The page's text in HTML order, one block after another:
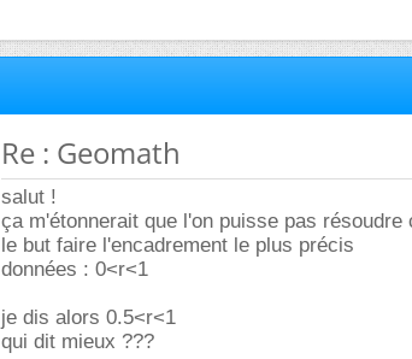
Re : Geomath
salut !
ça m'étonnerait que l'on puisse pas résoudre
le but faire l'encadrement le plus précis
données : 0<r<1
je dis alors 0.5<r<1
qui dit mieux ???